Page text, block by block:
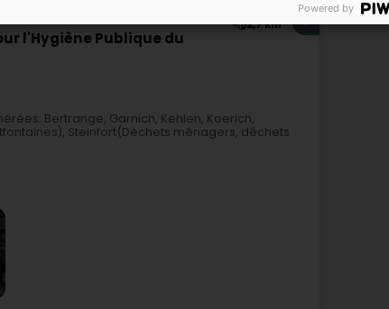
2,7 km
l'Hygiène Publique du
8
Bertrange, Garnich, Kehlen, Koerich,
Steinfort(Déchets ménagers, déchets
Powered by